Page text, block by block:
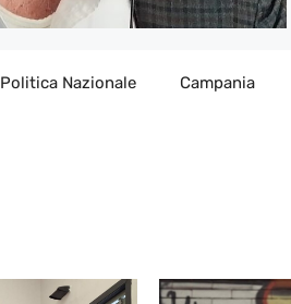
Politica Nazionale Campania